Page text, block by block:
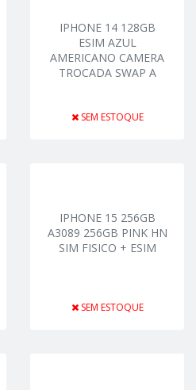
IPHONE 14 128GB
ESIM AZUL
AMERICANO CAMERA
TROCADA SWAP A
SEM ESTOQUE
IPHONE 15 256GB
A3089 256GB PINK HN
SIM FISICO + ESIM
SEM ESTOQUE